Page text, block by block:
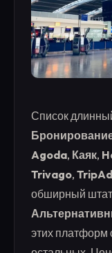
Список
Agoda, Каяк,
Trivago,
обширный штат
этих платформ